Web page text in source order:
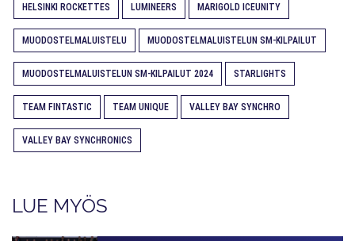
HELSINKI ROCKETTES LUMINEERS MARIGOLD ICEUNITY
MUODOSTELMALUISTELU MUODOSTELMALUISTELUN SM-KILPAILUT
MUODOSTELMALUISTELUN SM-KILPAILUT 2024 STARLIGHTS
TEAM FINTASTIC TEAM UNIQUE VALLEY BAY SYNCHRO
VALLEY BAY SYNCHRONICS
LUE MYÖS